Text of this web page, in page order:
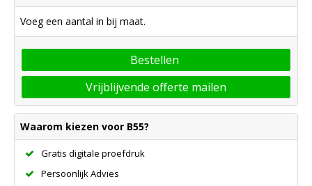
Voeg een aantal in bij maat.
Bestellen
Vrijblijvende offerte mailen
Waarom kiezen voor B55?
Gratis digitale proefdruk
Persoonlijk Advies